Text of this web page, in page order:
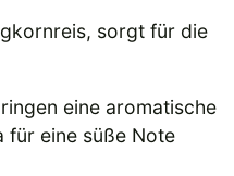
sorgt für die
eine aromatische
für eine süße Note